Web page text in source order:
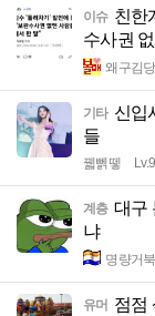
이슈 친한
수사권
왜구김당
기타 신입
들
꿻뻵뗗
계층 대구
냐
명량거북
유머 점점